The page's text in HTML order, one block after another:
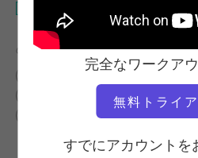
完全なワークア
無料トライ
すでにアカウントを
の類似クラスを検索
30～40分
アームウェイトまたはレッグウェイ
ペド・オ・プル